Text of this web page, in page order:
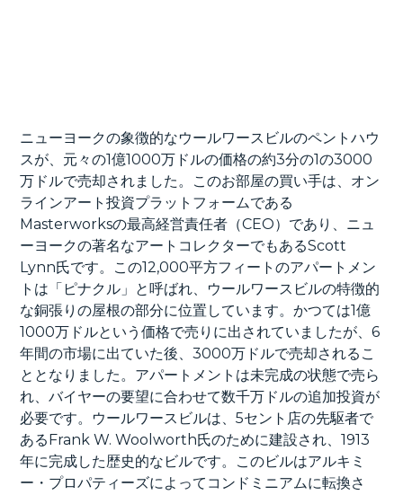
ニューヨークの象徴的なウールワースビルのペントハウ
スが、元々の1億1000万ドルの価格の約3分の1の3000
万ドルで売却されました。このお部屋の買い手は、オン
ラインアート投資プラットフォームである
Masterworksの最高経営責任者（CEO）であり、ニュ
ーヨークの著名なアートコレクターでもあるScott
Lynn氏です。この12,000平方フィートのアパートメン
トは「ピナクル」と呼ばれ、ウールワースビルの特徴的
な銅張りの屋根の部分に位置しています。かつては1億
1000万ドルという価格で売りに出されていましたが、6
年間の市場に出ていた後、3000万ドルで売却されるこ
ととなりました。アパートメントは未完成の状態で売ら
れ、バイヤーの要望に合わせて数千万ドルの追加投資が
必要です。ウールワースビルは、5セント店の先駆者で
あるFrank W. Woolworth氏のために建設され、1913
年に完成した歴史的なビルです。このビルはアルキミ
ー・プロパティーズによってコンドミニアムに転換さ